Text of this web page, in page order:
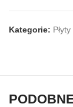
Kategorie: